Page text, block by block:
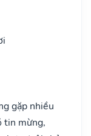
gặp nhiều
tin mừng,